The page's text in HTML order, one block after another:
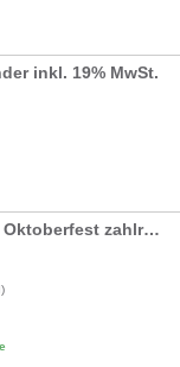
inkl. 19% MwSt.
E+V 18 Hau den Lukas Oktoberfest zahlreiche Eventartikel vorrätig